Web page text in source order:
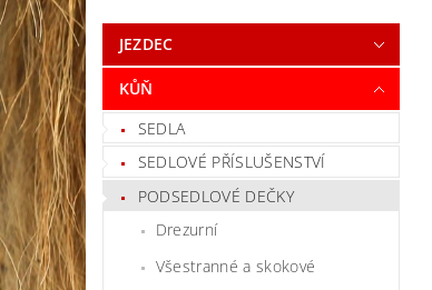
JEZDEC
KŮŇ
SEDLA
SEDLOVÉ PŘÍSLUŠENSTVÍ
PODSEDLOVÉ DEČKY
Drezurní
Všestranné a skokové